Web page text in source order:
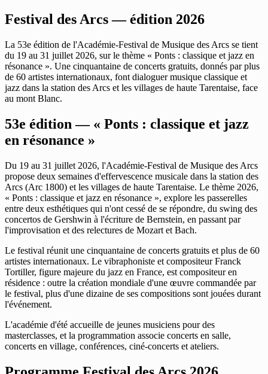
Festival des Arcs — édition 2026
La 53e édition de l'Académie-Festival de Musique des Arcs se tient
du 19 au 31 juillet 2026, sur le thème « Ponts : classique et jazz en
résonance ». Une cinquantaine de concerts gratuits, donnés par plus
de 60 artistes internationaux, font dialoguer musique classique et
jazz dans la station des Arcs et les villages de haute Tarentaise, face
au mont Blanc.
53e édition — « Ponts : classique et jazz
en résonance »
Du 19 au 31 juillet 2026, l'Académie-Festival de Musique des Arcs
propose deux semaines d'effervescence musicale dans la station des
Arcs (Arc 1800) et les villages de haute Tarentaise. Le thème 2026,
« Ponts : classique et jazz en résonance », explore les passerelles
entre deux esthétiques qui n'ont cessé de se répondre, du swing des
concertos de Gershwin à l'écriture de Bernstein, en passant par
l'improvisation et des relectures de Mozart et Bach.
Le festival réunit une cinquantaine de concerts gratuits et plus de 60
artistes internationaux. Le vibraphoniste et compositeur Franck
Tortiller, figure majeure du jazz en France, est compositeur en
résidence : outre la création mondiale d'une œuvre commandée par
le festival, plus d'une dizaine de ses compositions sont jouées durant
l'événement.
L'académie d'été accueille de jeunes musiciens pour des
masterclasses, et la programmation associe concerts en salle,
concerts en village, conférences, ciné-concerts et ateliers.